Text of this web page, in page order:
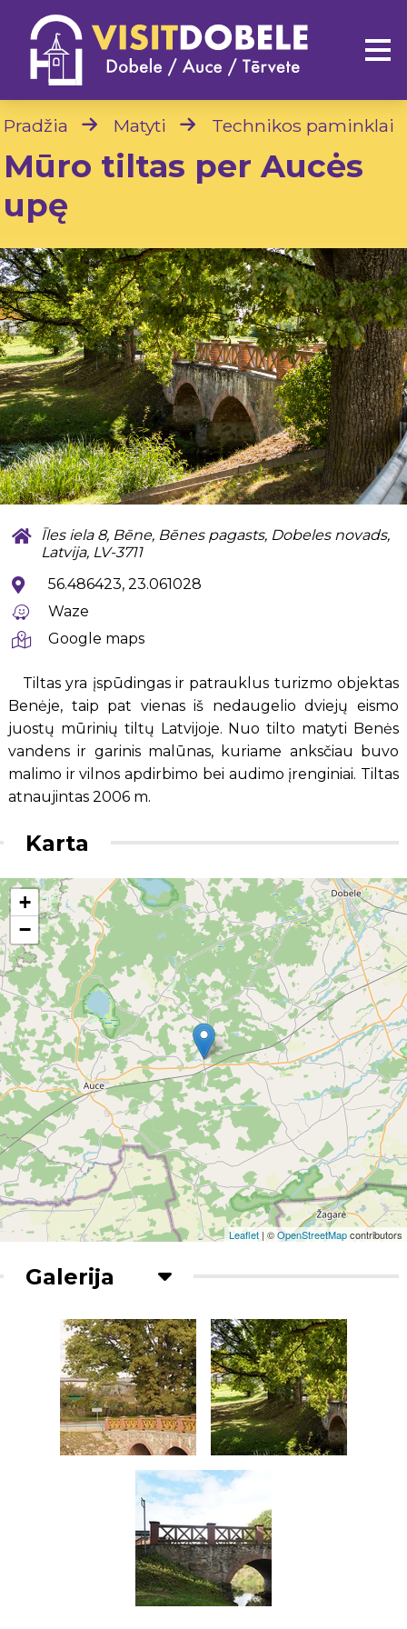
Pradžia Matyti Technikos paminklai
Mūro tiltas per Aucės
upę
Īles iela 8, Bēne, Bēnes pagasts, Dobeles novads,
Latvija, LV-3711
56.486423, 23.061028
Waze
Google maps
Tiltas yra įspūdingas ir patrauklus turizmo objektas
Benėje, taip pat vienas iš nedaugelio dviejų eismo
juostų mūrinių tiltų Latvijoje. Nuo tilto matyti Benės
vandens ir garinis malūnas, kuriame anksčiau buvo
malimo ir vilnos apdirbimo bei audimo įrenginiai. Tiltas
atnaujintas 2006 m.
Karta
+
−
Leaflet | ©OpenStreetMapcontributors
Galerija